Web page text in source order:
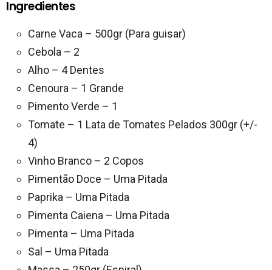
Ingredientes
Carne Vaca – 500gr (Para guisar)
Cebola – 2
Alho – 4 Dentes
Cenoura – 1 Grande
Pimento Verde – 1
Tomate – 1 Lata de Tomates Pelados 300gr (+/-
4)
Vinho Branco – 2 Copos
Pimentão Doce – Uma Pitada
Paprika – Uma Pitada
Pimenta Caiena – Uma Pitada
Pimenta – Uma Pitada
Sal – Uma Pitada